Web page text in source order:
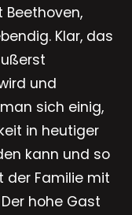
Beethoven,
Klar, das
und
sich einig,
in heutiger
kann und so
der Familie mit
hohe Gast